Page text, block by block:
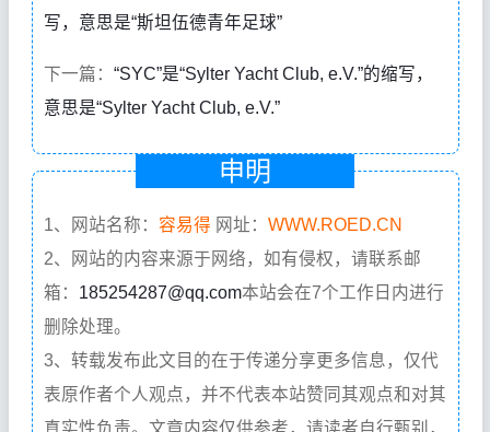
写，意思是“斯坦伍德青年足球”
下一篇： “SYC”是“Sylter Yacht Club, e.V.”的缩写，
意思是“Sylter Yacht Club, e.V.”
申明
1、网站名称： 容易得 网址： WWW.ROED.CN
2、网站的内容来源于网络，如有侵权，请联系邮
箱： 185254287@qq.com本站会在7个工作日内进行
删除处理。
3、转载发布此文目的在于传递分享更多信息，仅代
表原作者个人观点，并不代表本站赞同其观点和对其
真实性负责。文章内容仅供参考，请读者自行甄别，